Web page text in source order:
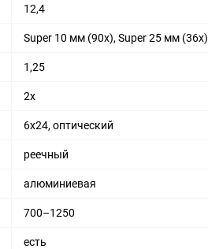
12,4
Super 10 мм (90х), Super 25 мм (36х)
1,25
2x
6x24, оптический
реечный
алюминиевая
700–1250
есть